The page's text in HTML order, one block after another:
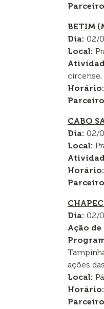
BETIM
Dia: 02/
Local:
circense,
Horário:
CABO
Dia: 02/
Local:
Horário:
Dia: 02/
Ação
ações
Local:
Horário: